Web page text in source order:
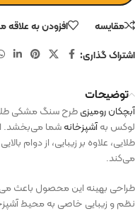
مقایسه
افزودن به علاقه
اشتراک گذاری:
توضیحات
آبچکان رومیزیطرح سنگ مشکی
لوکس بهآشپزخانهشما می‌بخشد.
طلایی، علاوه بر زیبایی، از دوام
می‌کند.
طراحی بهینه این محصول باعث
نظم و زیبایی خاصی به محیط